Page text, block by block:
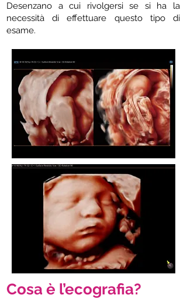
Desenzano a cui rivolgersi se si ha la
necessità di effettuare questo tipo di
esame.
Cosa è l’ecografia?